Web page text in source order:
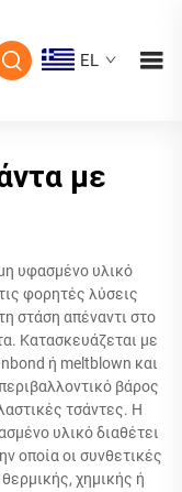
EL
με
υφασμένο υλικό
φορητές λύσεις
στάση απέναντι στο
Κατασκευάζεται με
ή meltblown και
βάρος
τσάντες. Η
υλικό διαθέτει
οποία οι συνθετικές
χημικής ή